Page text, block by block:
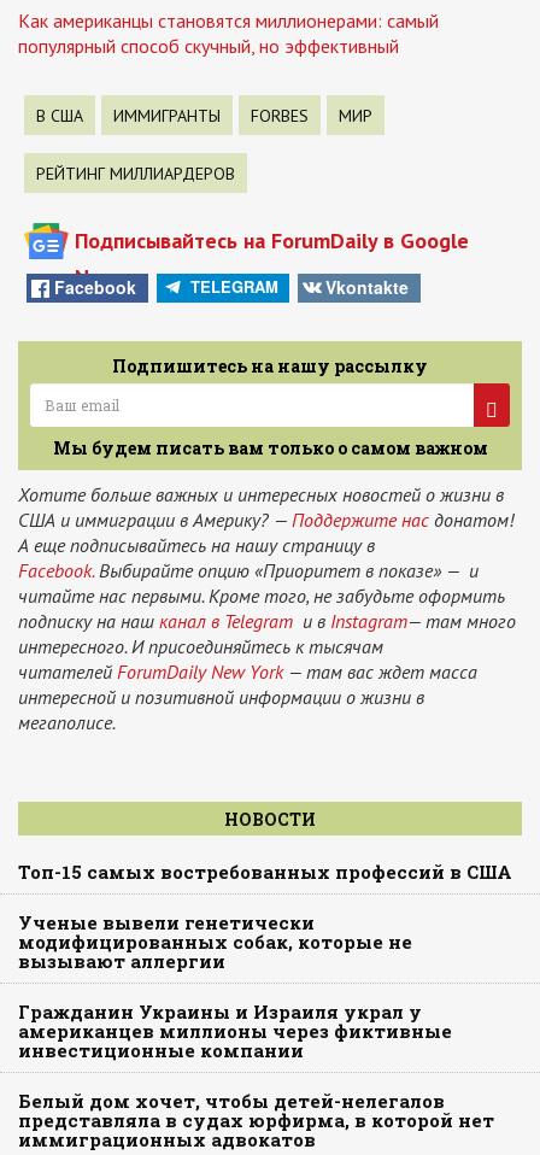
Как американцы становятся миллионерами: самый
популярный способ скучный, но эффективный
В США ИММИГРАНТЫ FORBES МИР
РЕЙТИНГ МИЛЛИАРДЕРОВ
Подписывайтесь на ForumDaily в Google
News
Facebook TELEGRAM Vkontakte
Подпишитесь на нашу рассылку
Мы будем писать вам только о самом важном
Хотите больше важных и интересных новостей о жизни в
США и иммиграции в Америку? — Поддержите нас донатом!
А еще подписывайтесь на нашу страницу в
Facebook.Выбирайте опцию «Приоритет в показе» — и
читайте нас первыми. Кроме того, не забудьте оформить
подписку на наш канал в Telegram и в Instagram— там много
интересного. И присоединяйтесь к тысячам
читателей ForumDaily New York— там вас ждет масса
интересной и позитивной информации о жизни в
мегаполисе.
НОВОСТИ
Топ-15 самых востребованных профессий в США
Ученые вывели генетически
модифицированных собак, которые не
вызывают аллергии
Гражданин Украины и Израиля украл у
американцев миллионы через фиктивные
инвестиционные компании
Белый дом хочет, чтобы детей-нелегалов
представляла в судах юрфирма, в которой нет
иммиграционных адвокатов